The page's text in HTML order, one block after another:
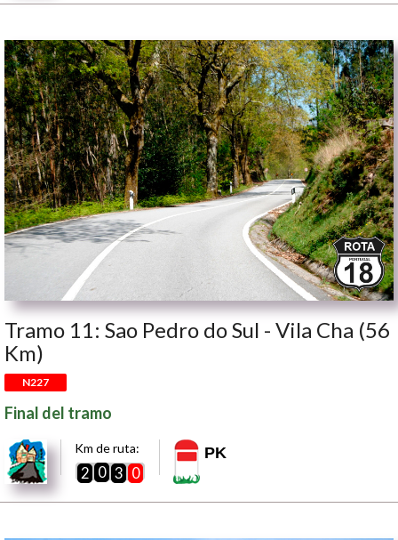
Tramo 11: Sao Pedro do Sul - Vila Cha (56
Km)
N227
Final del tramo
Km de ruta:
2 0 3 0
PK